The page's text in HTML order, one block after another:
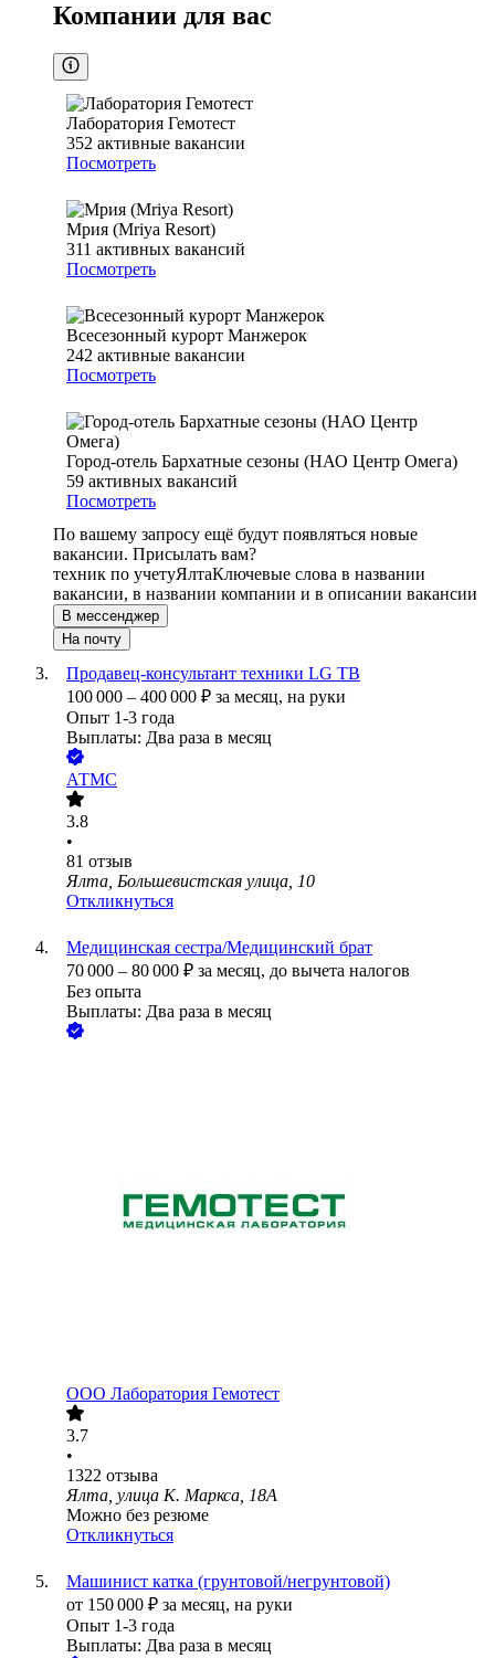
Компании для вас
Лаборатория Гемотест
352 активные вакансии
Посмотреть
Мрия (Mriya Resort)
311 активных вакансий
Посмотреть
Всесезонный курорт Манжерок
242 активные вакансии
Посмотреть
Город-отель Бархатные сезоны (НАО Центр Омега)
59 активных вакансий
Посмотреть
По вашему запросу ещё будут появляться новые
вакансии. Присылать вам?
техник по учетуЯлтаКлючевые слова в названии
вакансии, в названии компании и в описании вакансии
В мессенджер
На почту
Продавец-консультант техники LG ТВ
100 000 – 400 000 ₽ за месяц, на руки
Опыт 1-3 года
Выплаты: Два раза в месяц
АТМС
3.8
•
81 отзыв
Ялта, Большевистская улица, 10
Откликнуться
Медицинская сестра/Медицинский брат
70 000 – 80 000 ₽ за месяц, до вычета налогов
Без опыта
Выплаты: Два раза в месяц
ООО Лаборатория Гемотест
3.7
•
1322 отзыва
Ялта, улица К. Маркса, 18А
Можно без резюме
Откликнуться
Машинист катка (грунтовой/негрунтовой)
от 150 000 ₽ за месяц, на руки
Опыт 1-3 года
Выплаты: Два раза в месяц